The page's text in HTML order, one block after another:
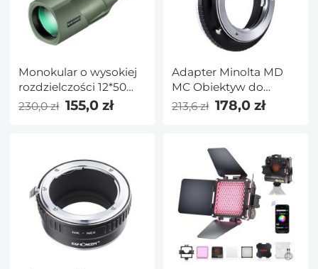
t255a4 + bh-32l (szary)
Monokular o wysokiej
rozdzielczości 12*50
BAK4 z gniazdem Aka
230,0 zł 155,0 zł
Adapter Minolta MD
MC Obiektyw do
Fujifilm GFX Aparat
213,6 zł 178,0 zł